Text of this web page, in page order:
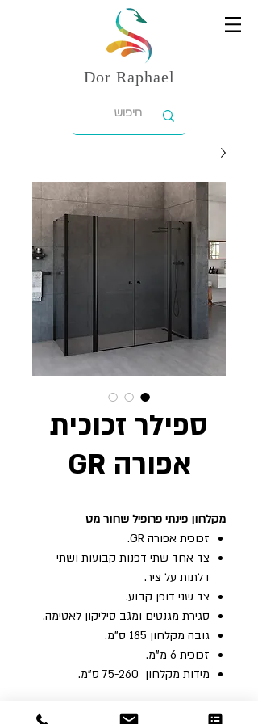
Dor Raphael
ספילר זכוכית
אפורה GR
מקלחון פינתי פרופיל שחור מט
זכוכית אפורה GR.
צד אחד שתי דפנות קבועות ושתי
דלתות על ציר.
צד שני דופן קבוע.
סגירת מגנטים ומגב סיליקון לאטימה.
גובה‭ ‬מקלחון ‬185 ‬ס"מ‭. ‬
זכוכית‭ ‬6‭ ‬מ"מ‭. ‬
מידות ‬מקלחון ‭ 75-260 ‬ס"מ‭. ‬